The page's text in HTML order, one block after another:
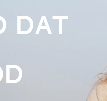
DAT